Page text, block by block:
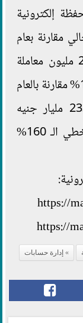
25 مليون محفظة إلكترونية
الحالي مقارنة بعام
2020، وأجرت هذه المحافظ نحو 227 مليون معاملة
خلال 2021 بنسبة نمو تقترب من الـ 100% مقارنة بالعام
السابق، وبلغت قيمة تلك المعاملات 233 مليار جنيه
مصري خلال عام 2021، بنسبة نمو تتخطي الـ 160%
إدارة حسابات